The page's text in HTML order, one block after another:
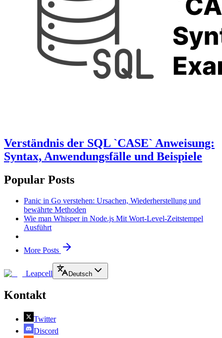
Verständnis der SQL `CASE` Anweisung:
Syntax, Anwendungsfälle und Beispiele
Popular Posts
Panic in Go verstehen: Ursachen, Wiederherstellung und
bewährte Methoden
Wie man Whisper in Node.js Mit Wort-Level-Zeitstempel
Ausführt
More Posts
Leapcell Deutsch
Kontakt
Twitter
Discord